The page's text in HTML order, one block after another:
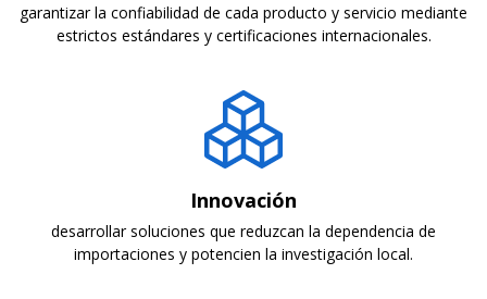
garantizar la confiabilidad de cada producto y servicio mediante
estrictos estándares y certificaciones internacionales.
Innovación
desarrollar soluciones que reduzcan la dependencia de
importaciones y potencien la investigación local.